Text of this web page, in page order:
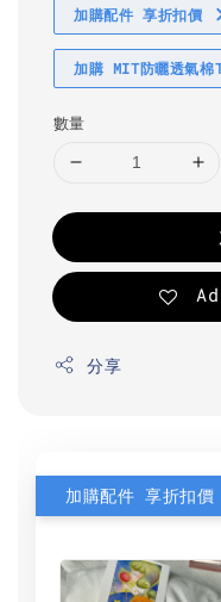
加購配件 享折扣價
加購 MIT防曬透氣棉
數量
分享
加購配件 享折扣價